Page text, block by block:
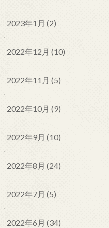
2023年1月 (2)
2022年12月 (10)
2022年11月 (5)
2022年10月 (9)
2022年9月 (10)
2022年8月 (24)
2022年7月 (5)
2022年6月 (34)